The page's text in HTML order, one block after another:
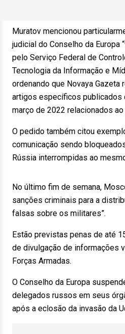
Muratov mencionou
judicial do Conselho da Europa
pelo Serviço Federal de
Tecnologia da Informação e
ordenando que Novaya
artigos específicos publicados
março de 2022 relacionados ao
O pedido também citou
comunicação sendo
Rússia interrompidas ao
No último fim de semana,
sanções criminais para a
falsas sobre os militares”.
Estão previstas penas de até
de divulgação de informações
Forças Armadas.
O Conselho da Europa
delegados russos em seus
após a eclosão da invasão da